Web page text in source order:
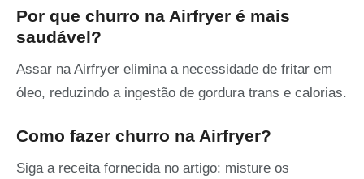
Por que churro na Airfryer é mais
saudável?
Assar na Airfryer elimina a necessidade de fritar em
óleo, reduzindo a ingestão de gordura trans e calorias.
Como fazer churro na Airfryer?
Siga a receita fornecida no artigo: misture os